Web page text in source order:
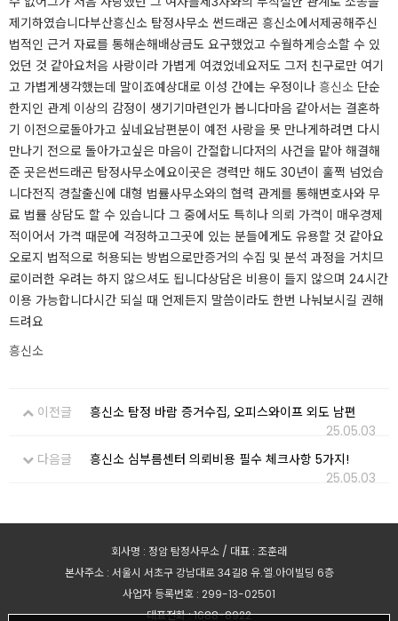
제기하였습니다​부산흥신소 탐정사무소 썬드래곤 흥신소에서제공해주신
법적인 근거 자료를 통해손해배상금도 요구했었고 수월하게승소할 수 있
었던 것 같아요​처음 사랑이라 가볍게 여겼었네요저도 그저 친구로만 여기
고 가볍게생각했는데 말이죠예상대로 이성 간에는 우정이나 흥신소 단순
한지인 관계 이상의 감정이 생기기마련인가 봅니다마음 같아서는 결혼하
기 이전으로돌아가고 싶네요남편분이 예전 사랑을 못 만나게하려면 다시
만나기 전으로 돌아가고싶은 마음이 간절합니다​저의 사건을 맡아 해결해
준 곳은썬드래곤 탐정사무소에요이곳은 경력만 해도 30년이 훌쩍 넘었습
니다​전직 경찰출신에 대형 법률사무소와의 협력 관계를 통해변호사와 무
료 법률 상담도 할 수 있습니다 ​그 중에서도 특히나 의뢰 가격이 매우경제
적이어서 가격 때문에 걱정하고그곳에 있는 분들에게도 유용할 것 같아요​​
오로지 법적으로 허용되는 방법으로만증거의 수집 및 분석 과정을 거치므
로이러한 우려는 하지 않으셔도 됩니다​상담은 비용이 들지 않으며 24시간
이용 가능합니다​시간 되실 때 언제든지 말씀이라도 한번 나눠보시길 권해
드려요​
흥신소
이전글
흥신소 탐정 바람 증거수집, 오피스와이프 외도 남편
25.05.03
다음글
흥신소 심부름센터 의뢰비용 필수 체크사항 5가지!
25.05.03
회사명 : 정암 탐정사무소 / 대표 : 조훈래
본사주소 : 서울시 서초구 강남대로 34길8 유.엘.아이빌딩 6층
사업자 등록번호 : 299-13-02501
대표전화 : 1688-8922